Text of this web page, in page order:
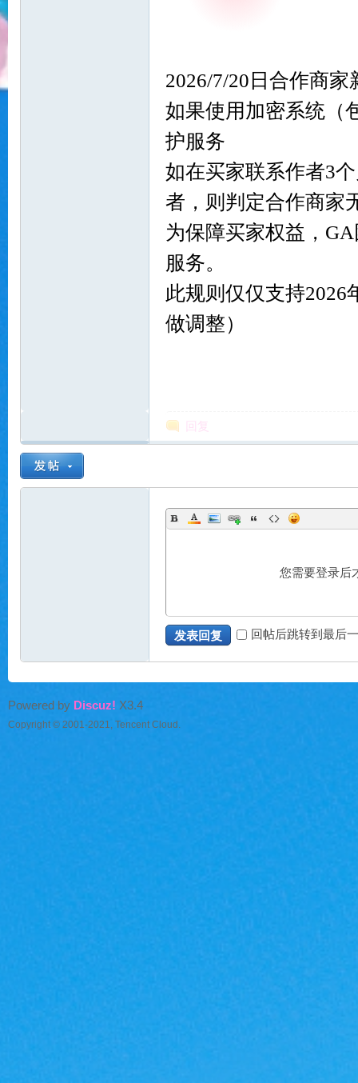
魔
2026/7/20日合作商家
如果使用加密系统（
护服务
如在买家联系作者3
者，则判定合作商家
为保障买家权益，
服务。
此规则仅仅支持2026
做调整）
回复
您需要登录后
发表回复 回帖后跳转到最后
Powered by Discuz! X3.4
Copyright © 2001-2021, Tencent Cloud.